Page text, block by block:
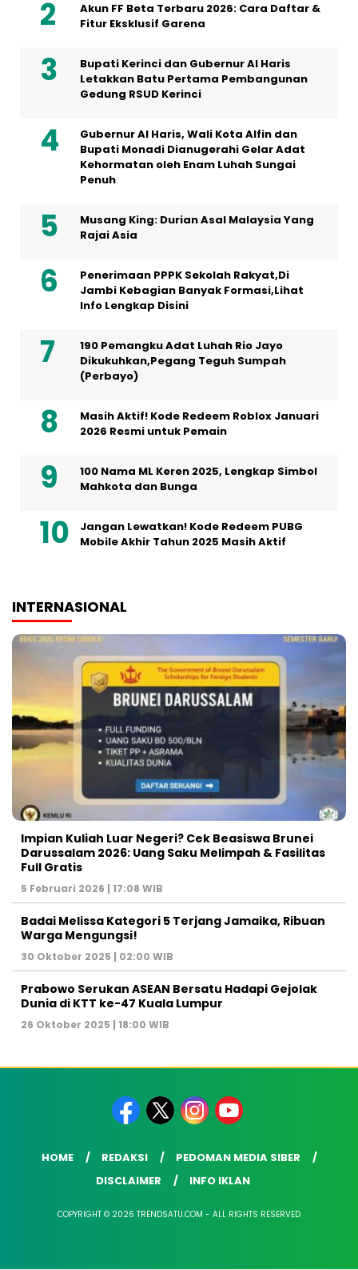
Akun FF Beta Terbaru 2026: Cara Daftar &
Fitur Eksklusif Garena
Bupati Kerinci dan Gubernur Al Haris
Letakkan Batu Pertama Pembangunan
Gedung RSUD Kerinci
Gubernur Al Haris, Wali Kota Alfin dan
Bupati Monadi Dianugerahi Gelar Adat
Kehormatan oleh Enam Luhah Sungai
Penuh
Musang King: Durian Asal Malaysia Yang
Rajai Asia
Penerimaan PPPK Sekolah Rakyat,Di
Jambi Kebagian Banyak Formasi,Lihat
Info Lengkap Disini
190 Pemangku Adat Luhah Rio Jayo
Dikukuhkan,Pegang Teguh Sumpah
(Perbayo)
Masih Aktif! Kode Redeem Roblox Januari
2026 Resmi untuk Pemain
100 Nama ML Keren 2025, Lengkap Simbol
Mahkota dan Bunga
Jangan Lewatkan! Kode Redeem PUBG
Mobile Akhir Tahun 2025 Masih Aktif
INTERNASIONAL
Impian Kuliah Luar Negeri? Cek Beasiswa Brunei
Darussalam 2026: Uang Saku Melimpah & Fasilitas
Full Gratis
5 Februari 2026 | 17:08 WIB
Badai Melissa Kategori 5 Terjang Jamaika, Ribuan
Warga Mengungsi!
30 Oktober 2025 | 02:00 WIB
Prabowo Serukan ASEAN Bersatu Hadapi Gejolak
Dunia di KTT ke-47 Kuala Lumpur
26 Oktober 2025 | 18:00 WIB
HOME REDAKSI
PEDOMAN MEDIA SIBER
DISCLAIMER
INFO IKLAN
COPYRIGHT © 2026 TRENDSATU.COM - ALL RIGHTS RESERVED